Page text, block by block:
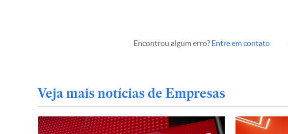
Encontrou algum erro? Entre em contato
Veja mais notícias de Empresas